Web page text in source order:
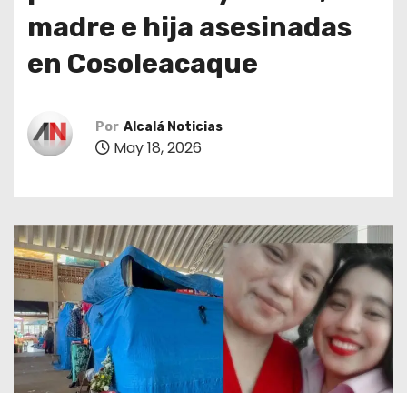
madre e hija asesinadas
en Cosoleacaque
Por Alcalá Noticias
May 18, 2026